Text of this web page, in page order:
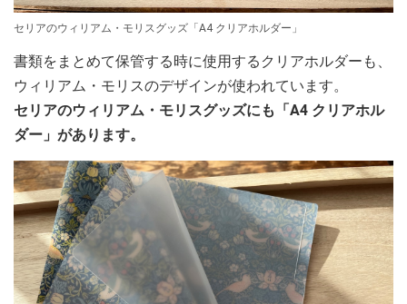
セリアのウィリアム・モリスグッズ「A4 クリアホルダー」
書類をまとめて保管する時に使用するクリアホルダーも、
ウィリアム・モリスのデザインが使われています。
セリアのウィリアム・モリスグッズにも「A4 クリアホル
ダー」があります。